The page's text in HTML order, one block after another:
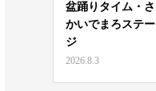
盆踊りタイム・さ
かいでまろステー
ジ
2026.8.3